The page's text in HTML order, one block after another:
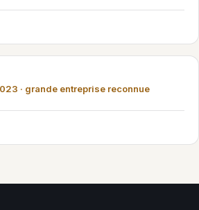
· grande entreprise reconnue